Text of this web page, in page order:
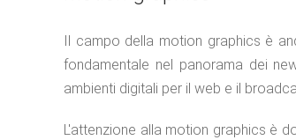
Il campo della motion graphics è
fondamentale nel panorama dei
ambienti digitali per il web e il
L'attenzione alla motion graphics è